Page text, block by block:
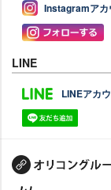
Instagramアカ
LINE
LINEアカ